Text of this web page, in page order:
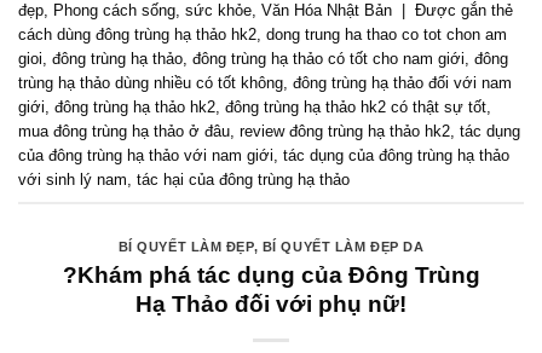
đẹp, Phong cách sống, sức khỏe, Văn Hóa Nhật Bản
Được gắn thẻ
cách dùng đông trùng hạ thảo hk2, dong trung ha thao co tot chon am
gioi, đông trùng hạ thảo, đông trùng hạ thảo có tốt cho nam giới, đông
trùng hạ thảo dùng nhiều có tốt không, đông trùng hạ thảo đối với nam
giới, đông trùng hạ thảo hk2, đông trùng hạ thảo hk2 có thật sự tốt,
mua đông trùng hạ thảo ở đâu, review đông trùng hạ thảo hk2, tác dụng
của đông trùng hạ thảo với nam giới, tác dụng của đông trùng hạ thảo
với sinh lý nam, tác hại của đông trùng hạ thảo
BÍ QUYẾT LÀM ĐẸP, BÍ QUYẾT LÀM ĐẸP DA
?Khám phá tác dụng của Đông Trùng
Hạ Thảo đối với phụ nữ!